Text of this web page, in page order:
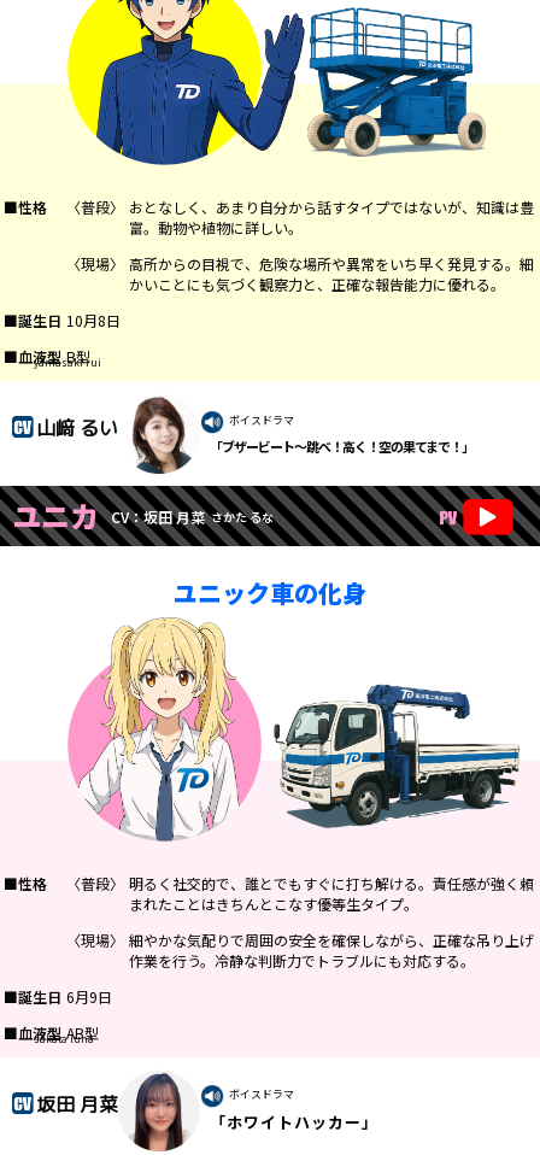
■性格 〈普段〉
おとなしく、あまり自分から話すタイプではないが、知識は豊
富。動物や植物に詳しい。
〈現場〉
高所からの目視で、危険な場所や異常をいち早く発見する。細
かいことにも気づく観察力と、正確な報告能力に優れる。
■誕生日 10月8日
■血液型 B型
山﨑 るい
yamasaki rui
ボイスドラマ
「ブザービート～跳べ！高く！空の果てまで！」
ユニカ CV：坂田 月菜 さかた るな
ユニック車の化身
■性格 〈普段〉
明るく社交的で、誰とでもすぐに打ち解ける。責任感が強く頼
まれたことはきちんとこなす優等生タイプ。
〈現場〉
細やかな気配りで周囲の安全を確保しながら、正確な吊り上げ
作業を行う。冷静な判断力でトラブルにも対応する。
■誕生日 6月9日
■血液型 AB型
坂田 月菜
sakata luna
ボイスドラマ
「ホワイトハッカー」